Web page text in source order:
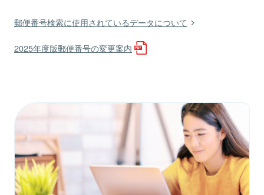
郵便番号検索に使用されているデータについて
2025年度版郵便番号の変更案内